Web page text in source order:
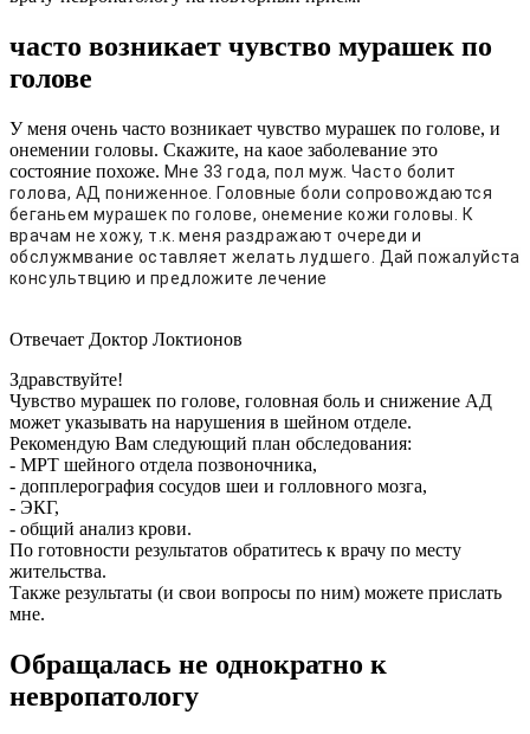
часто возникает чувство мурашек по
голове
У меня очень часто возникает чувство мурашек по голове, и
онемении головы. Скажите, на каое заболевание это
состояние похоже. Мне 33 года, пол муж. Часто болит
голова, АД пониженное. Головные боли сопровождаются
беганьем мурашек по голове, онемение кожи головы. К
врачам не хожу, т.к. меня раздражают очереди и
обслужмвание оставляет желать лудшего. Дай пожалуйста
консультвцию и предложите лечение
Отвечает Доктор Локтионов
Здравствуйте!
Чувство мурашек по голове, головная боль и снижение АД
может указывать на нарушения в шейном отделе.
Рекомендую Вам следующий план обследования:
- МРТ шейного отдела позвоночника,
- допплерография сосудов шеи и голловного мозга,
- ЭКГ,
- общий анализ крови.
По готовности результатов обратитесь к врачу по месту
жительства.
Также результаты (и свои вопросы по ним) можете прислать
мне.
Обращалась не однократно к
невропатологу